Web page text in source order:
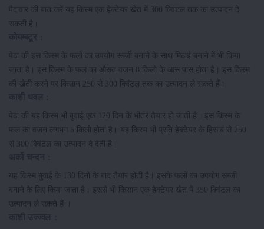
पैदावार की बात करें यह किस्म एक हेक्टेयर खेत में 300 क्विंटल तक का उत्पादन दे
सकती है।
पेठा की इस किस्म के फलों का उपयोग सब्जी बनाने के साथ मिठाई बनाने में भी किया
जाता है। इस किस्म के फल का औसत वजन 8 किलो के आस पास होता है। इस किस्म
की खेती करने पर किसान 250 से 300 क्विंटल तक का उत्पादन ले सकते हैं।
पेठा की यह किस्म भी बुवाई एक 120 दिन के भीतर तैयार हो जाती है। इस किस्म के
फल का वजन लगभग 5 किलो होता है। यह किस्म भी प्रति हेक्टेयर के हिसाब से 250
से 300 क्विंटल का उत्पादन दे देती है |
यह किस्म बुवाई के 130 दिनों के बाद तैयार होती है। इसके फलों का उपयोग सब्जी
बनाने के लिए किया जाता है। इससे भी किसान एक हेक्टेयर खेत में 350 क्विंटल का
उत्पादन ले सकते हैं ।